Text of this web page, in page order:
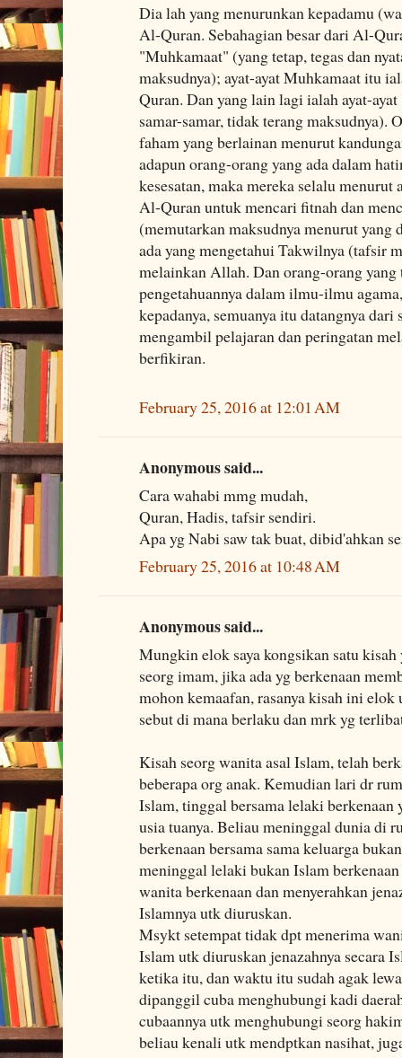
Dia lah yang menurunkan kepadamu
Al-Quran. Sebahagian besar dari Al-
"Muhkamaat" (yang tetap, tegas dan
maksudnya); ayat-ayat Muhkamaat itu
Quran. Dan yang lain lagi ialah ayat-
samar-samar, tidak terang maksudnya).
faham yang berlainan menurut
adapun orang-orang yang ada dalam
kesesatan, maka mereka selalu menurut
Al-Quran untuk mencari fitnah dan
(memutarkan maksudnya menurut yang
ada yang mengetahui Takwilnya (tafsir
melainkan Allah. Dan orang-orang yang
pengetahuannya dalam ilmu-ilmu
kepadanya, semuanya itu datangnya
mengambil pelajaran dan peringatan
berfikiran.
February 25, 2016 at 12:01 AM
Anonymous said...
Cara wahabi mmg mudah,
Quran, Hadis, tafsir sendiri.
Apa yg Nabi saw tak buat, dibid'ahkan
February 25, 2016 at 10:48 AM
Anonymous said...
Mungkin elok saya kongsikan satu
seorg imam, jika ada yg berkenaan
mohon kemaafan, rasanya kisah ini
sebut di mana berlaku dan mrk yg
Kisah seorg wanita asal Islam, telah
beberapa org anak. Kemudian lari dr
Islam, tinggal bersama lelaki berkenaan
usia tuanya. Beliau meninggal dunia di
berkenaan bersama sama keluarga
meninggal lelaki bukan Islam
wanita berkenaan dan menyerahkan
Islamnya utk diuruskan.
Msykt setempat tidak dpt menerima
Islam utk diuruskan jenazahnya secara
ketika itu, dan waktu itu sudah agak
dipanggil cuba menghubungi kadi
cubaannya utk menghubungi seorg
beliau kenali utk mendptkan nasihat,